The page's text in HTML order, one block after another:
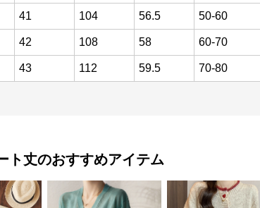
41 104 56.5 50-60
42 108 58 60-70
43 112 59.5 70-80
ト丈のおすすめアイテム